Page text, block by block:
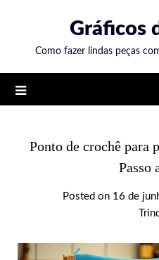
content
Gráficos
Como fazer lindas peças
Ponto de crochê para
Passo
Posted on 16 de